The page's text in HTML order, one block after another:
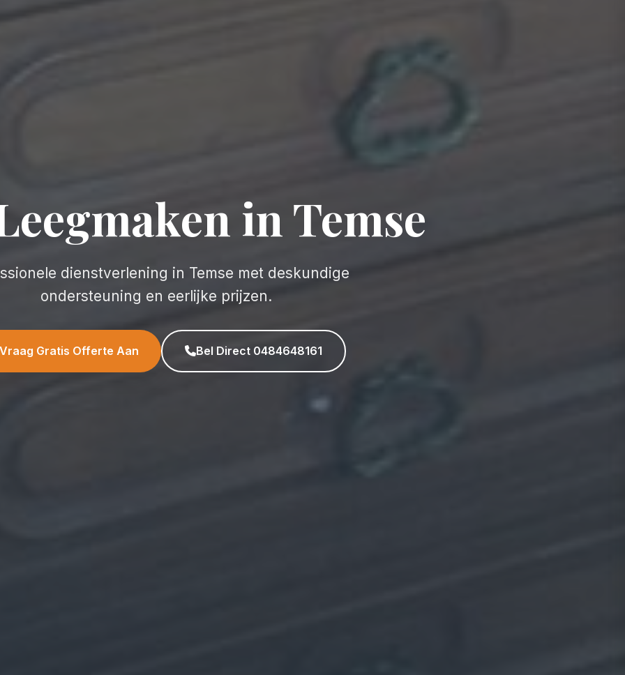
in Temse
dienstverlening in Temse met deskundige
ondersteuning en eerlijke prijzen.
Gratis Offerte Aan Bel Direct 0484648161